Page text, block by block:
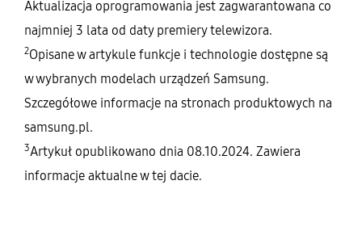
Aktualizacja oprogramowania jest zagwarantowana co
najmniej 3 lata od daty premiery telewizora.
2Opisane w artykule funkcje i technologie dostępne są
w wybranych modelach urządzeń Samsung.
Szczegółowe informacje na stronach produktowych na
samsung.pl.
3Artykuł opublikowano dnia 08.10.2024. Zawiera
informacje aktualne w tej dacie.